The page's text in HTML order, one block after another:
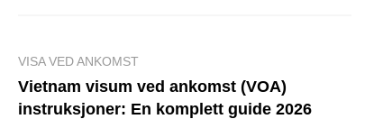
VISA VED ANKOMST
Vietnam visum ved ankomst (VOA)
instruksjoner: En komplett guide 2026